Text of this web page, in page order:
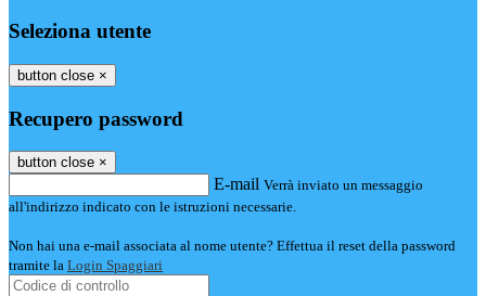
Seleziona utente
button close ×
Recupero password
button close ×
E-mail Verrà inviato un messaggio
all'indirizzo indicato con le istruzioni necessarie.
Non hai una e-mail associata al nome utente? Effettua il reset della password
tramite la Login Spaggiari